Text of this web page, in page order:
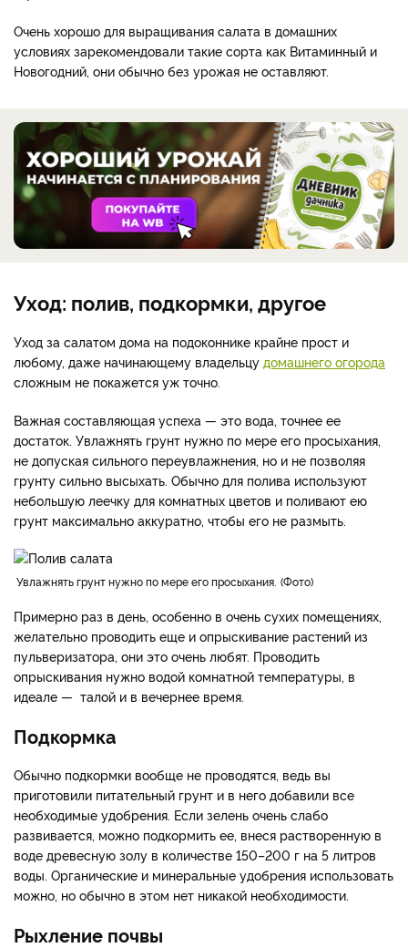
Очень хорошо для выращивания салата в домашних
условиях зарекомендовали такие сорта как Витаминный и
Новогодний, они обычно без урожая не оставляют.
Уход: полив, подкормки, другое
Уход за салатом дома на подоконнике крайне прост и
любому, даже начинающему владельцу домашнего огорода
сложным не покажется уж точно.
Важная составляющая успеха — это вода, точнее ее
достаток. Увлажнять грунт нужно по мере его просыхания,
не допуская сильного переувлажнения, но и не позволяя
грунту сильно высыхать. Обычно для полива используют
небольшую леечку для комнатных цветов и поливают ею
грунт максимально аккуратно, чтобы его не размыть.
Увлажнять грунт нужно по мере его просыхания. Фото
Примерно раз в день, особенно в очень сухих помещениях,
желательно проводить еще и опрыскивание растений из
пульверизатора, они это очень любят. Проводить
опрыскивания нужно водой комнатной температуры, в
идеале — талой и в вечернее время.
Подкормка
Обычно подкормки вообще не проводятся, ведь вы
приготовили питательный грунт и в него добавили все
необходимые удобрения. Если зелень очень слабо
развивается, можно подкормить ее, внеся растворенную в
воде древесную золу в количестве 150–200 г на 5 литров
воды. Органические и минеральные удобрения использовать
можно, но обычно в этом нет никакой необходимости.
Рыхление почвы